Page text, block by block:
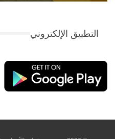
التطبيق الإلكتروني